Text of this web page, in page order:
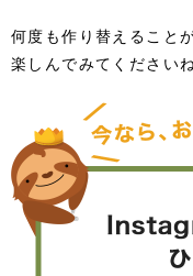
何度も作り替えること
楽しんでみてくださいね